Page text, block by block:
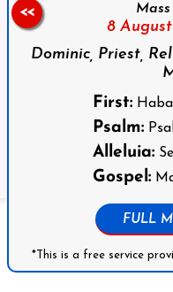
8
Dominic, Priest,
First:
Psalm:
Alleluia:
Gospel:
FULL
*This is a free service
<<